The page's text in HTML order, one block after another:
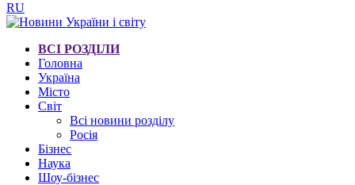
RU
ВСІ РОЗДІЛИ
Головна
Україна
Місто
Світ
Всі новини розділу
Росія
Бізнес
Наука
Шоу-бізнес